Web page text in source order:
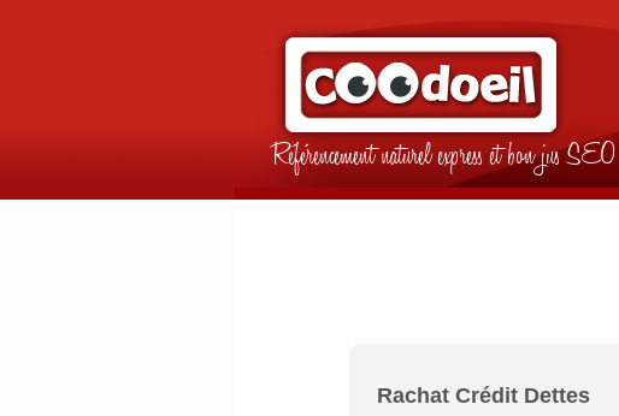
Référencement naturel express et bon jus SEO
Rachat Crédit Dettes